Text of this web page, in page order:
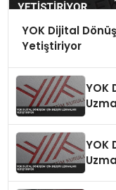
YOK Dijital
Yetiştiriyor
YOK
YOK